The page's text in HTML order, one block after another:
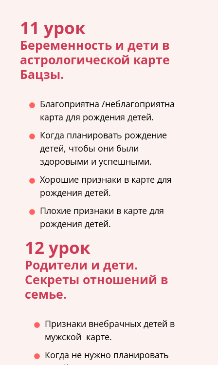
11 урок
Беременность и дети в
астрологической карте
Бацзы.
Благоприятна /неблагоприятна
карта для рождения детей.
Когда планировать рождение
детей, чтобы они были
здоровыми и успешными.
Хорошие признаки в карте для
рождения детей.
Плохие признаки в карте для
рождения детей.
12 урок
Родители и дети.
Секреты отношений в
семье.
Признаки внебрачных детей в
мужской карте.
Когда не нужно планировать